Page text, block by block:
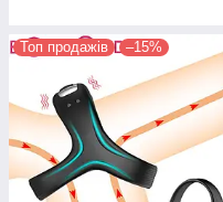
Топ продажів –15%